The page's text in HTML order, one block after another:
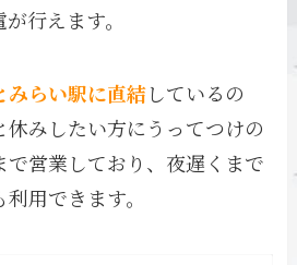
行えます。
みらい駅に直結しているの
みしたい方にうってつけの
で営業しており、夜遅くまで
用できます。